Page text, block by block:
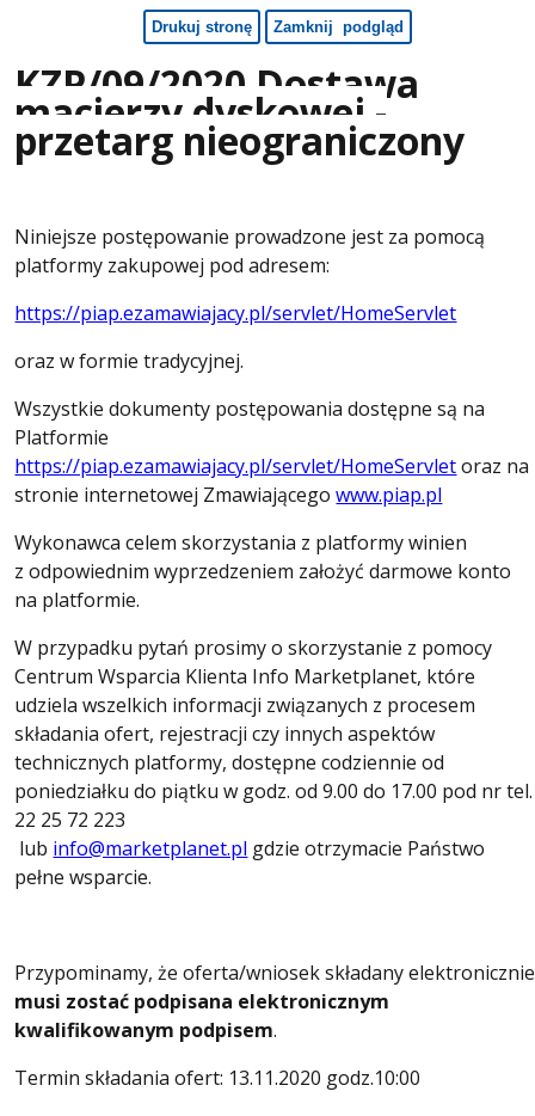
KZP/09/2020 Dostawa
macierzy dyskowej -
przetarg nieograniczony
Niniejsze postępowanie prowadzone jest za pomocą
platformy zakupowej pod adresem:
https://piap.ezamawiajacy.pl/servlet/HomeServlet
oraz w formie tradycyjnej.
Wszystkie dokumenty postępowania dostępne są na
Platformie
https://piap.ezamawiajacy.pl/servlet/HomeServletoraz na
stronie internetowej Zmawiającegowww.piap.pl
Wykonawca celem skorzystania z platformy winien
z odpowiednim wyprzedzeniem założyć darmowe konto
na platformie.
W przypadku pytań prosimy o skorzystanie z pomocy
Centrum Wsparcia Klienta Info Marketplanet, które
udziela wszelkich informacji związanych z procesem
składania ofert, rejestracji czy innych aspektów
technicznych platformy, dostępne codziennie od
poniedziałku do piątku w godz. od 9.00 do 17.00 pod nr tel.
22 25 72 223
lub info@marketplanet.pl gdzie otrzymacie Państwo
pełne wsparcie.
Przypominamy, że oferta/wniosek składany elektronicznie
musi zostać podpisana elektronicznym
kwalifikowanym podpisem.
Termin składania ofert: 13.11.2020 godz.10:00